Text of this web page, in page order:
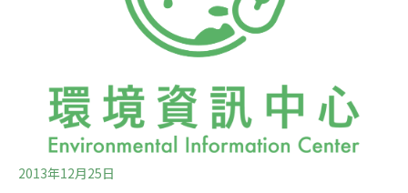
飲用瓶裝水的驚人數量這個事實。」「我們企圖以充滿詩
意的方法來呈現日常消耗塑膠廢棄物的總量。」
Luzinterruptus在聲明中說。「除此之外，我們也關注在開
看著他們的水源毫無顧忌且無代償的被私有化，以圖利這
些大型
2013年12月25日